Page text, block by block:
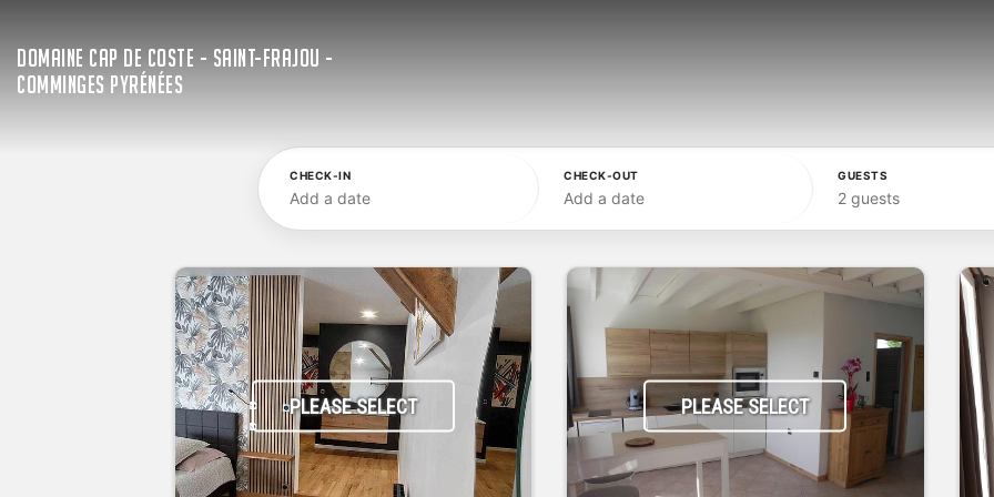
DOMAINE CAP DE COSTE - SAINT-FRAJOU -
COMMINGES PYRÉNÉES
CHECK-IN
Add a date
CHECK-OUT
Add a date
GUESTS
2 guests
PLEASE SELECT PLEASE SELECT